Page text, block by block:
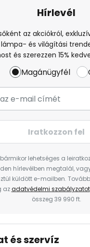
Hírlevél
az akciókról,
és világítási
és szerezzen 15%
Magánügyfél
Iratkozzon fel
lehetséges a
hírlevélben megtalál,
küldött e-mailben.
azadatvédelmi szabályzatot
összeg 39 990 ft.
és szervíz